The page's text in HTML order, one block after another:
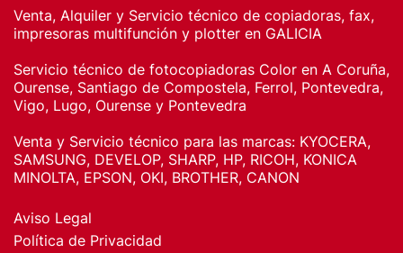
Venta, Alquiler y Servicio técnico de copiadoras, fax,
impresoras multifunción y plotter en GALICIA
Servicio técnico de fotocopiadoras Color en A Coruña,
Ourense, Santiago de Compostela, Ferrol, Pontevedra,
Vigo, Lugo, Ourense y Pontevedra
Venta y Servicio técnico para las marcas: KYOCERA,
SAMSUNG, DEVELOP, SHARP, HP, RICOH, KONICA
MINOLTA, EPSON, OKI, BROTHER, CANON
Aviso Legal
Política de Privacidad